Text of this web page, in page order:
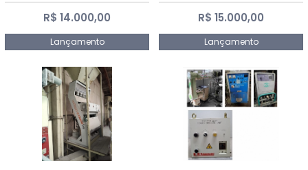
R$ 14.000,00
Lançamento
R$ 15.000,00
Lançamento